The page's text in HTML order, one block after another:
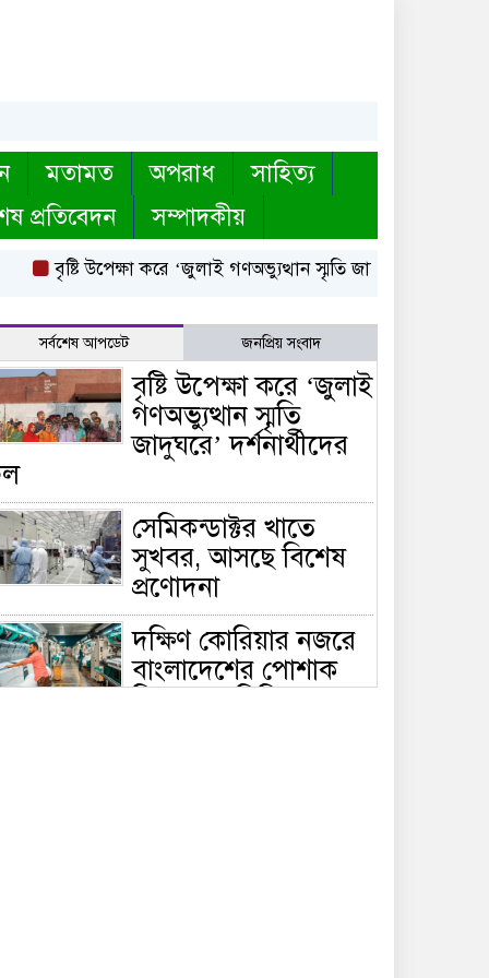
মতামত অপরাধ
সাহিত্য
প্রতিবেদন সম্পাদকীয়
বৃষ্টি উপেক্ষা করে ‘জুলাই গণঅভ্যুত্থান স্মৃতি জাদুঘরে’ দর্শনার্থীদের
সর্বশেষ আপডেট জনপ্রিয় সংবাদ
বৃষ্টি উপেক্ষা করে ‘জুলাই
গণঅভ্যুত্থান স্মৃতি
জাদুঘরে’ দর্শনার্থীদের
সেমিকন্ডাক্টর খাতে
সুখবর, আসছে বিশেষ
প্রণোদনা
দক্ষিণ কোরিয়ার নজরে
বাংলাদেশের পোশাক
শিল্প, বড় বিনিয়োগ